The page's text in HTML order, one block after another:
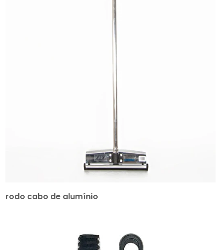
rodo cabo de alumínio